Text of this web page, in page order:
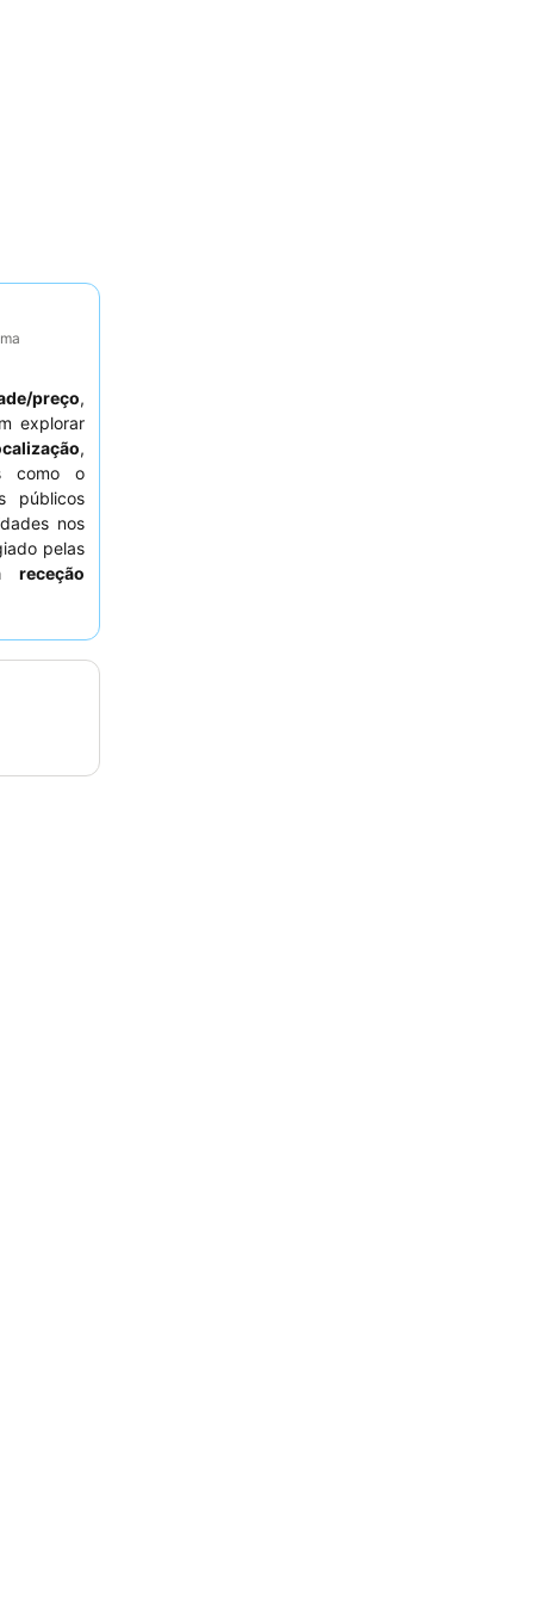
preço,
explorar
,
como o
públicos
nos
pelas
para as